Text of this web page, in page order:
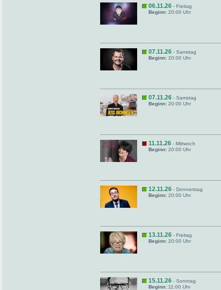
06.11.26 - Freitag
Beginn: 20:00 Uhr
07.11.26 - Samstag
Beginn: 20:00 Uhr
07.11.26 - Samstag
Beginn: 20:00 Uhr
11.11.26 - Mittwoch
Beginn: 20:00 Uhr
12.11.26 - Donnerstag
Beginn: 20:00 Uhr
13.11.26 - Freitag
Beginn: 20:00 Uhr
15.11.26 - Sonntag
Beginn: 11:00 Uhr